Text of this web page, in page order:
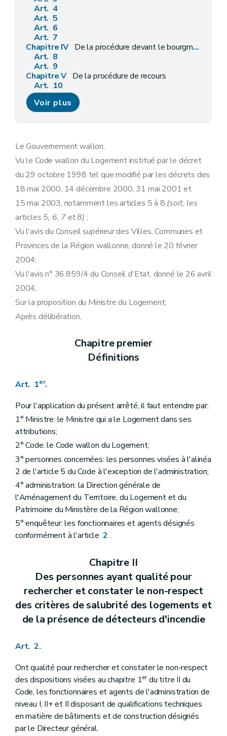
Art. 4
Art. 5
Art. 6
Art. 7
Chapitre IV De la procédure devant le bourgmestre
Art. 8
Art. 9
Chapitre V De la procédure de recours
Art. 10
Chapitre VI Dispositions finales et transitoires
Art. 11
Art. 12
Voir plus
Le Gouvernement wallon,
Vu le Code wallon du Logement institué par le décret
du 29 octobre 1998 tel que modifié par les décrets des
18 mai 2000, 14 décembre 2000, 31 mai 2001 et
15 mai 2003, notamment les articles 5 à 8 (soit, les
articles 5, 6, 7 et 8) ;
Vu l'avis du Conseil supérieur des Villes, Communes et
Provinces de la Région wallonne, donné le 20 février
2004;
Vu l'avis n° 36.859/4 du Conseil d'Etat, donné le 26 avril
2004;
Sur la proposition du Ministre du Logement;
Après délibération,
Chapitre premier
Définitions
Art. 1er.
Pour l'application du présent arrêté, il faut entendre par:
1° Ministre: le Ministre qui a le Logement dans ses
attributions;
2° Code: le Code wallon du Logement;
3° personnes concernées: les personnes visées à l'alinéa
2 de l'article 5 du Code à l'exception de l'administration;
4° administration: la Direction générale de
l'Aménagement du Territoire, du Logement et du
Patrimoine du Ministère de la Région wallonne;
5° enquêteur: les fonctionnaires et agents désignés
conformément à l'article2 .
Chapitre II
Des personnes ayant qualité pour
rechercher et constater le non-respect
des critères de salubrité des logements et
de la présence de détecteurs d'incendie
Art. 2.
Ont qualité pour rechercher et constater le non-respect
des dispositions visées au chapitre 1erdu titre II du
Code, les fonctionnaires et agents de l'administration de
niveau I, II+ et II disposant de qualifications techniques
en matière de bâtiments et de construction désignés
par le Directeur général.